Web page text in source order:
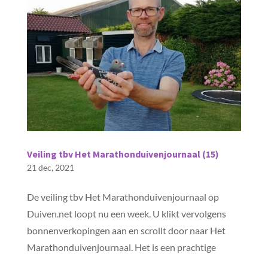
Veiling tbv Het Marathonduivenjournaal (15)
21 dec, 2021
De veiling tbv Het Marathonduivenjournaal op
Duiven.net loopt nu een week. U klikt vervolgens
bonnenverkopingen aan en scrollt door naar Het
Marathonduivenjournaal. Het is een prachtige